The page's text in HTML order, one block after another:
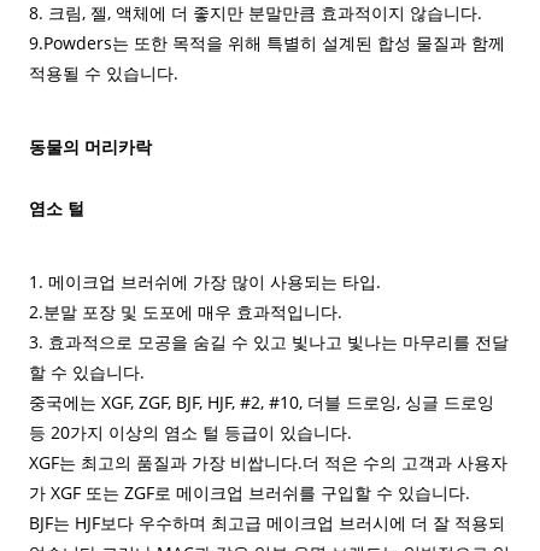
8. 크림, 젤, 액체에 더 좋지만 분말만큼 효과적이지 않습니다.
9.Powders는 또한 목적을 위해 특별히 설계된 합성 물질과 함께
적용될 수 있습니다.
동물의 머리카락
염소 털
1. 메이크업 브러쉬에 가장 많이 사용되는 타입.
2.분말 포장 및 도포에 매우 효과적입니다.
3. 효과적으로 모공을 숨길 수 있고 빛나고 빛나는 마무리를 전달
할 수 있습니다.
중국에는 XGF, ZGF, BJF, HJF, #2, #10, 더블 드로잉, 싱글 드로잉
등 20가지 이상의 염소 털 등급이 있습니다.
XGF는 최고의 품질과 가장 비쌉니다.더 적은 수의 고객과 사용자
가 XGF 또는 ZGF로 메이크업 브러쉬를 구입할 수 있습니다.
BJF는 HJF보다 우수하며 최고급 메이크업 브러시에 더 잘 적용되